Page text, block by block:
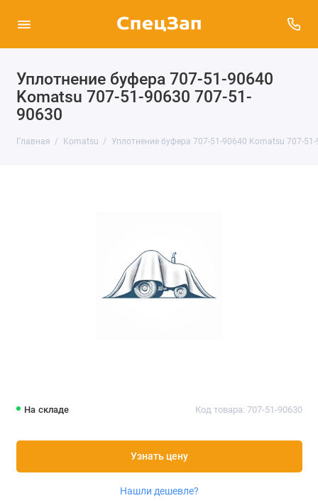
Уплотнение буфера 707-51-90640
Komatsu 707-51-90630 707-51-
90630
Главная Komatsu Уплотнение буфера 707-51-90640 Komatsu 707-
На складе Код товара: 707-51-90630
Узнать цену
Нашли дешевле?